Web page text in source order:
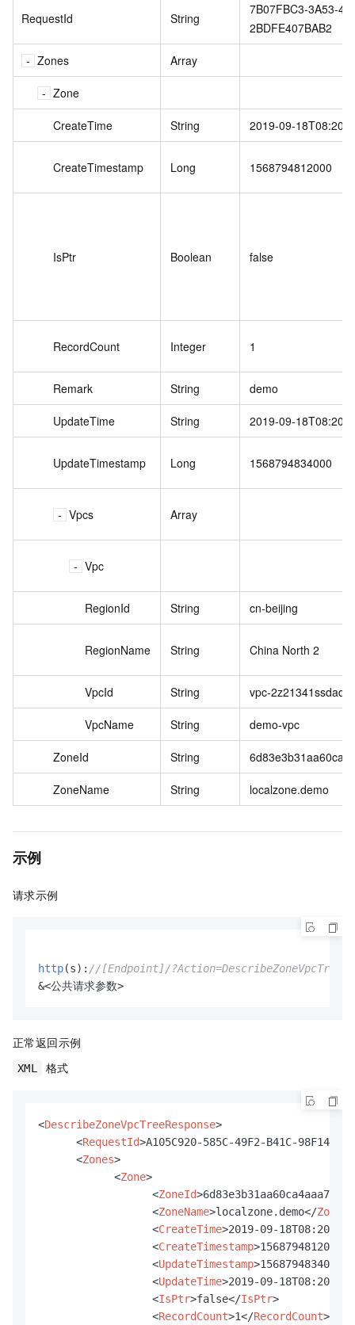
RequestId String
7B07FBC3-3A53-
2BDFE407BAB2
Zones Array
Zone
CreateTime String 2019-09-18T08:20Z
CreateTimestamp Long 1568794812000
IsPtr Boolean false
RecordCount Integer 1
Remark String demo
UpdateTime String 2019-09-18T08:20Z
UpdateTimestamp Long 1568794834000
Vpcs Array
Vpc
RegionId String cn-beijing
RegionName String China North 2
VpcId String vpc-
VpcName String demo-vpc
ZoneId String
ZoneName String localzone.demo
示例
请求示例
http(s) : //[Endpoint]/?Action=DescribeZoneVpcTree
正常返回示例
XML 格式
<DescribeZoneVpcTreeResponse>
<RequestId>A105C920-585C-49F2-B41C-
<Zones>
<Zone>
<ZoneId>
<ZoneName>localzone.demo</
<CreateTime>2019-09-18T08:20Z
<CreateTimestamp>1568794812000
<UpdateTimestamp>1568794834000
<UpdateTime>2019-09-18T08:20Z
<IsPtr>false</IsPtr>
<RecordCount>1</RecordCount>